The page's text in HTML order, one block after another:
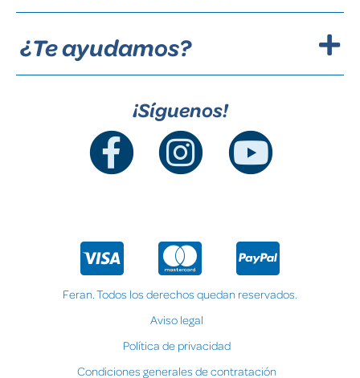
¿Te ayudamos?
¡Síguenos!
Feran. Todos los derechos quedan reservados.
Aviso legal
Política de privacidad
Condiciones generales de contratación